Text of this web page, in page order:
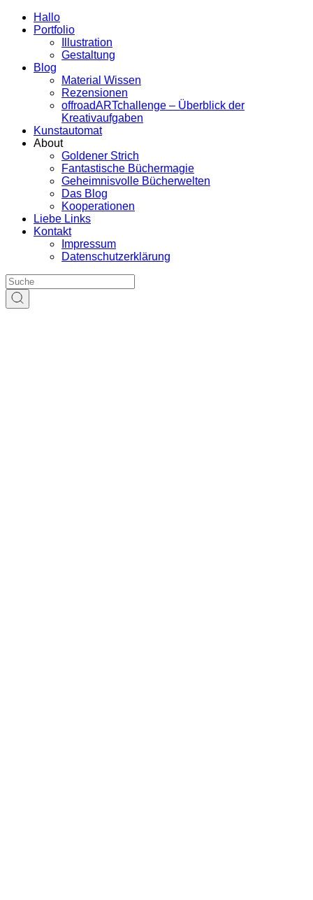
Hallo
Portfolio
Illustration
Gestaltung
Blog
Material Wissen
Rezensionen
offroadARTchallenge – Überblick der
Kreativaufgaben
Kunstautomat
About
Goldener Strich
Fantastische Büchermagie
Geheimnisvolle Bücherwelten
Das Blog
Kooperationen
Liebe Links
Kontakt
Impressum
Datenschutzerklärung